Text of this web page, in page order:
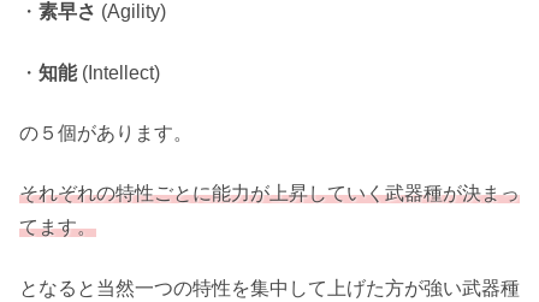
・ 素早さ (Agility)
・ 知能(Intellect)
の５個があります。
それぞれの特性ごとに能力が上昇していく武器種が決まっ
てます。
となると当然一つの特性を集中して上げた方が強い武器種